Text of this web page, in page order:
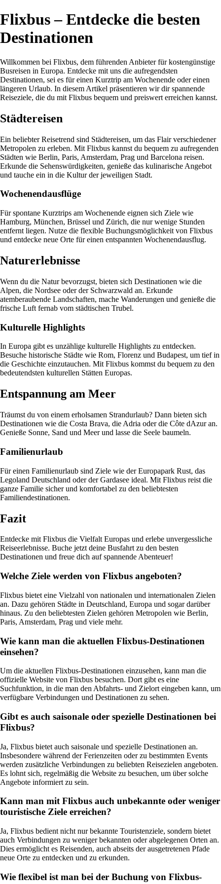
Flixbus – Entdecke die besten
Destinationen
Willkommen bei Flixbus, dem führenden Anbieter für kostengünstige
Busreisen in Europa. Entdecke mit uns die aufregendsten
Destinationen, sei es für einen Kurztrip am Wochenende oder einen
längeren Urlaub. In diesem Artikel präsentieren wir dir spannende
Reiseziele, die du mit Flixbus bequem und preiswert erreichen kannst.
Städtereisen
Ein beliebter Reisetrend sind Städtereisen, um das Flair verschiedener
Metropolen zu erleben. Mit Flixbus kannst du bequem zu aufregenden
Städten wie Berlin, Paris, Amsterdam, Prag und Barcelona reisen.
Erkunde die Sehenswürdigkeiten, genieße das kulinarische Angebot
und tauche ein in die Kultur der jeweiligen Stadt.
Wochenendausflüge
Für spontane Kurztrips am Wochenende eignen sich Ziele wie
Hamburg, München, Brüssel und Zürich, die nur wenige Stunden
entfernt liegen. Nutze die flexible Buchungsmöglichkeit von Flixbus
und entdecke neue Orte für einen entspannten Wochenendausflug.
Naturerlebnisse
Wenn du die Natur bevorzugst, bieten sich Destinationen wie die
Alpen, die Nordsee oder der Schwarzwald an. Erkunde
atemberaubende Landschaften, mache Wanderungen und genieße die
frische Luft fernab vom städtischen Trubel.
Kulturelle Highlights
In Europa gibt es unzählige kulturelle Highlights zu entdecken.
Besuche historische Städte wie Rom, Florenz und Budapest, um tief in
die Geschichte einzutauchen. Mit Flixbus kommst du bequem zu den
bedeutendsten kulturellen Stätten Europas.
Entspannung am Meer
Träumst du von einem erholsamen Strandurlaub? Dann bieten sich
Destinationen wie die Costa Brava, die Adria oder die Côte dAzur an.
Genieße Sonne, Sand und Meer und lasse die Seele baumeln.
Familienurlaub
Für einen Familienurlaub sind Ziele wie der Europapark Rust, das
Legoland Deutschland oder der Gardasee ideal. Mit Flixbus reist die
ganze Familie sicher und komfortabel zu den beliebtesten
Familiendestinationen.
Fazit
Entdecke mit Flixbus die Vielfalt Europas und erlebe unvergessliche
Reiseerlebnisse. Buche jetzt deine Busfahrt zu den besten
Destinationen und freue dich auf spannende Abenteuer!
Welche Ziele werden von Flixbus angeboten?
Flixbus bietet eine Vielzahl von nationalen und internationalen Zielen
an. Dazu gehören Städte in Deutschland, Europa und sogar darüber
hinaus. Zu den beliebtesten Zielen gehören Metropolen wie Berlin,
Paris, Amsterdam, Prag und viele mehr.
Wie kann man die aktuellen Flixbus-Destinationen
einsehen?
Um die aktuellen Flixbus-Destinationen einzusehen, kann man die
offizielle Website von Flixbus besuchen. Dort gibt es eine
Suchfunktion, in die man den Abfahrts- und Zielort eingeben kann, um
verfügbare Verbindungen und Destinationen zu sehen.
Gibt es auch saisonale oder spezielle Destinationen bei
Flixbus?
Ja, Flixbus bietet auch saisonale und spezielle Destinationen an.
Insbesondere während der Ferienzeiten oder zu bestimmten Events
werden zusätzliche Verbindungen zu beliebten Reisezielen angeboten.
Es lohnt sich, regelmäßig die Website zu besuchen, um über solche
Angebote informiert zu sein.
Kann man mit Flixbus auch unbekannte oder weniger
touristische Ziele erreichen?
Ja, Flixbus bedient nicht nur bekannte Touristenziele, sondern bietet
auch Verbindungen zu weniger bekannten oder abgelegenen Orten an.
Dies ermöglicht es Reisenden, auch abseits der ausgetretenen Pfade
neue Orte zu entdecken und zu erkunden.
Wie flexibel ist man bei der Buchung von Flixbus-